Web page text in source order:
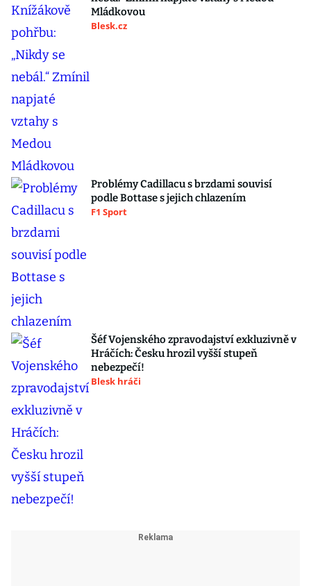
Mládkovou
Blesk.cz
Problémy Cadillacu s brzdami souvisí
podle Bottase s jejich chlazením
F1 Sport
Šéf Vojenského zpravodajství exkluzivně v
Hráčích: Česku hrozil vyšší stupeň
nebezpečí!
Blesk hráči